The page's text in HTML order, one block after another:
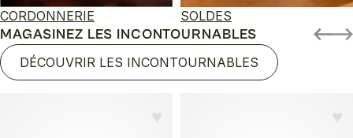
CORDONNERIE SOLDES
MAGASINEZ LES INCONTOURNABLES
DÉCOUVRIR LES INCONTOURNABLES
♥︎ ♥︎